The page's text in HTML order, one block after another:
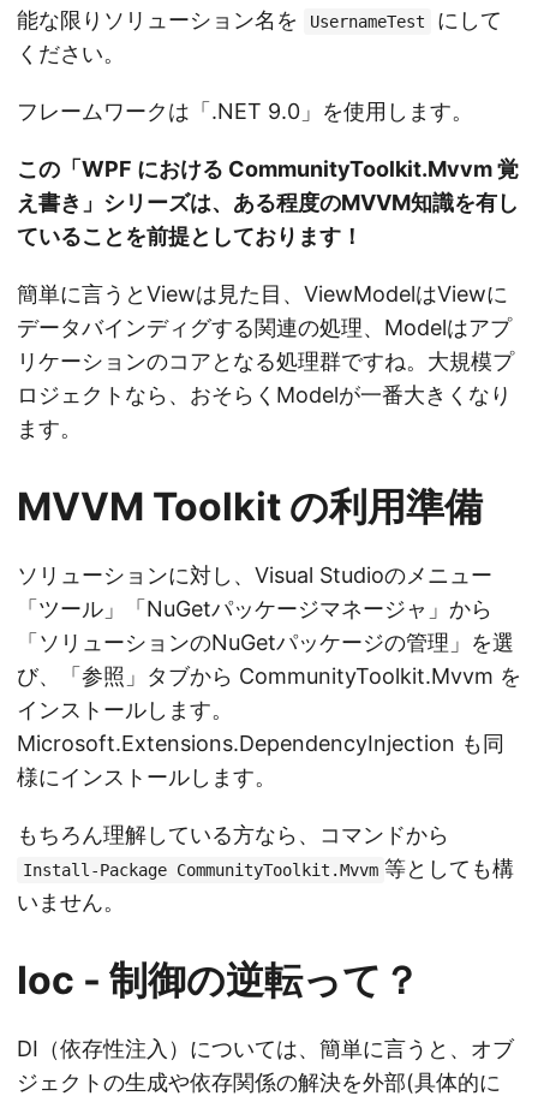
能な限りソリューション名を
UsernameTest
にして
ください。
フレームワークは「.NET 9.0」を使用します。
この「WPF における CommunityToolkit.Mvvm 覚
え書き」シリーズは、ある程度のMVVM知識を有し
ていることを前提としております！
簡単に言うとViewは見た目、ViewModelはViewに
データバインディグする関連の処理、Modelはアプ
リケーションのコアとなる処理群ですね。大規模プ
ロジェクトなら、おそらくModelが一番大きくなり
ます。
MVVM Toolkit の利用準備
ソリューションに対し、Visual Studioのメニュー
「ツール」「NuGetパッケージマネージャ」から
「ソリューションのNuGetパッケージの管理」を選
び、「参照」タブから CommunityToolkit.Mvvm を
インストールします。
Microsoft.Extensions.DependencyInjection も同
様にインストールします。
もちろん理解している方なら、コマンドから
Install-Package CommunityToolkit.Mvvm 等としても構
いません。
Ioc - 制御の逆転って？
DI（依存性注入）については、簡単に言うと、オブ
ジェクトの生成や依存関係の解決を外部(具体的に